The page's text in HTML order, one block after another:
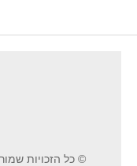
© כל הזכויות